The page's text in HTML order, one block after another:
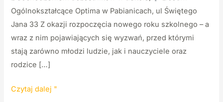
Ogólnokształcące Optima w Pabianicach, ul Świętego
Jana 33 Z okazji rozpoczęcia nowego roku szkolnego – a
wraz z nim pojawiających się wyzwań, przed którymi
stają zarówno młodzi ludzie, jak i nauczyciele oraz
rodzice […]
„Nowy
Czytaj dalej "